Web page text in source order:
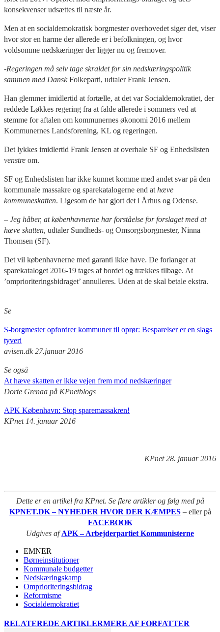
konsekvenser udsættes til næste år.
Men at en socialdemokratisk borgmester overhovedet siger det, viser
hvor stor en harme der allerede er i befolkningen, og hvor
voldsomme nedskæringer der ligger nu og fremover.
-Regeringen må selv tage skraldet for sin nedskæringspolitik
sammen med DanskFolkeparti, udtaler Frank Jensen.
Han glemmer imidlertid at fortælle, at det var Socialdemokratiet, der
reddede Løkkes regering fra at falde allerede i sommers ved at
stemme for aftalen om kommunernes økonomi 2016 mellem
Kommunernes Landsforening, KL og regeringen.
Det lykkes imidlertid Frank Jensen at overhale SF og Enhedslisten
venstre om.
SF og Enhedslisten har ikke kunnet komme med andet svar på den
kommunale massakre og sparekatalogerne end at hæve
kommuneskatten. Ligesom de har gjort det i Århus og Odense.
– Jeg håber, at københavnerne har forståelse for forslaget med at
hæve skatten, udtaler Sundheds- og Omsorgsborgmester, Ninna
Thomsen (SF).
Det vil københavnerne med garanti ikke have. De forlanger at
sparekataloget 2016-19 tages af bordet og trækkes tilbage. At
’omprioriteringsbidraget’ annulleres. Uden at de skal betale ekstra.
Se
S-borgmester opfordrer kommuner til oprør: Besparelser er en slags
tyveri
avisen.dk 27.januar 2016
Se også
At hæve skatten er ikke vejen frem mod nedskæringer
Dorte Grenaa på KPnetblogs
APK København: Stop sparemassakren!
KPnet 14. januar 2016
KPnet 28. januar 2016
Dette er en artikel fra KPnet. Se flere artikler og følg med på
KPNET.DK – NYHEDER HVOR DER KÆMPES – eller på
FACEBOOK
Udgives afAPK – Arbejderpartiet Kommunisterne
EMNER
Børneinstitutioner
Kommunale budgetter
Nedskæringskamp
Omprioriteringsbidrag
Reformisme
Socialdemokratiet
RELATEREDE ARTIKLERMERE AF FORFATTER